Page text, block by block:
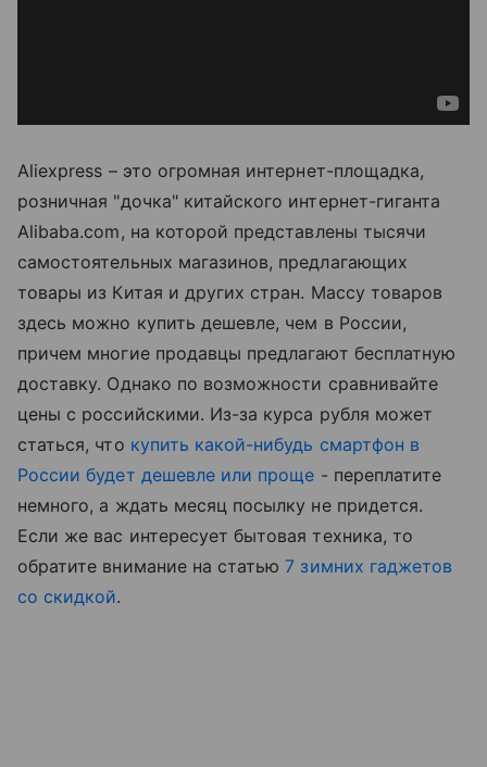
Aliexpress – это огромная интернет-площадка,
розничная "дочка" китайского интернет-гиганта
Alibaba.com, на которой представлены тысячи
самостоятельных магазинов, предлагающих
товары из Китая и других стран. Массу товаров
здесь можно купить дешевле, чем в России,
причем многие продавцы предлагают бесплатную
доставку. Однако по возможности сравнивайте
цены с российскими. Из-за курса рубля может
статься, что купить какой-нибудь смартфон в
России будет дешевле или проще - переплатите
немного, а ждать месяц посылку не придется.
Если же вас интересует бытовая техника, то
обратите внимание на статью 7 зимних гаджетов
со скидкой.